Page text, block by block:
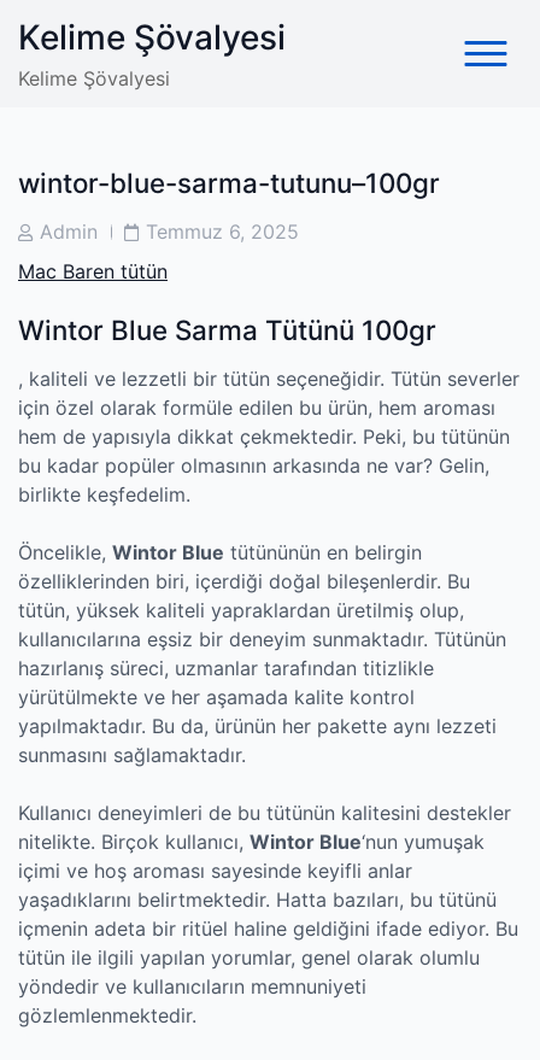
content
Kelime Şövalyesi
Kelime Şövalyesi
wintor-blue-sarma-tutunu–100gr
PostAdmin
PostTemmuz 6, 2025
Mac Baren tütün
Wintor Blue Sarma Tütünü 100gr
, kaliteli ve lezzetli bir tütün seçeneğidir. Tütün severler
için özel olarak formüle edilen bu ürün, hem aroması
hem de yapısıyla dikkat çekmektedir. Peki, bu tütünün
bu kadar popüler olmasının arkasında ne var? Gelin,
birlikte keşfedelim.
Öncelikle, Wintor Blue tütününün en belirgin
özelliklerinden biri, içerdiği doğal bileşenlerdir. Bu
tütün, yüksek kaliteli yapraklardan üretilmiş olup,
kullanıcılarına eşsiz bir deneyim sunmaktadır. Tütünün
hazırlanış süreci, uzmanlar tarafından titizlikle
yürütülmekte ve her aşamada kalite kontrol
yapılmaktadır. Bu da, ürünün her pakette aynı lezzeti
sunmasını sağlamaktadır.
Kullanıcı deneyimleri de bu tütünün kalitesini destekler
nitelikte. Birçok kullanıcı, Wintor Blue‘nun yumuşak
içimi ve hoş aroması sayesinde keyifli anlar
yaşadıklarını belirtmektedir. Hatta bazıları, bu tütünü
içmenin adeta bir ritüel haline geldiğini ifade ediyor. Bu
tütün ile ilgili yapılan yorumlar, genel olarak olumlu
yöndedir ve kullanıcıların memnuniyeti
gözlemlenmektedir.